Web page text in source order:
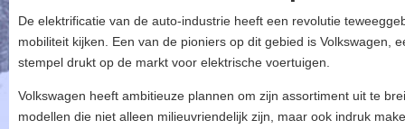
De elektrificatie van de auto-industrie heeft een revolutie
mobiliteit kijken. Een van de pioniers op dit gebied is Volkswagen,
stempel drukt op de markt voor elektrische voertuigen.
Volkswagen heeft ambitieuze plannen om zijn assortiment uit te
modellen die niet alleen milieuvriendelijk zijn, maar ook indruk